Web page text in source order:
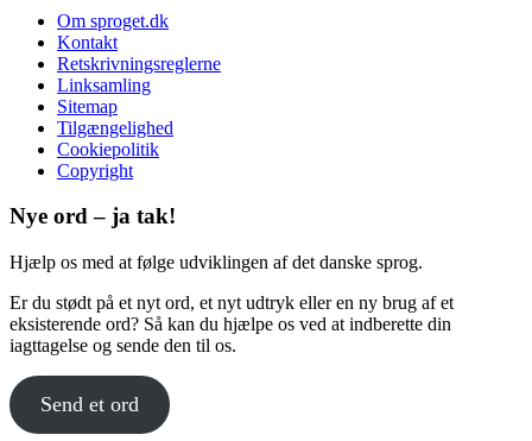
Om sproget.dk
Kontakt
Retskrivningsreglerne
Linksamling
Sitemap
Tilgængelighed
Cookiepolitik
Copyright
Nye ord – ja tak!
Hjælp os med at følge udviklingen af det danske sprog.
Er du stødt på et nyt ord, et nyt udtryk eller en ny brug af et
eksisterende ord? Så kan du hjælpe os ved at indberette din
iagttagelse og sende den til os.
Send et ord